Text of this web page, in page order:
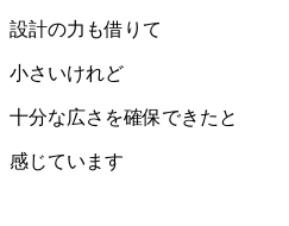
設計の力も借りて
小さいけれど
十分な広さを確保できたと
感じています